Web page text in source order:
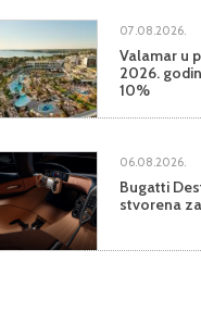
07.08.2026.
Valamar u
2026.
10%
06.08.2026.
Bugatti
stvorena